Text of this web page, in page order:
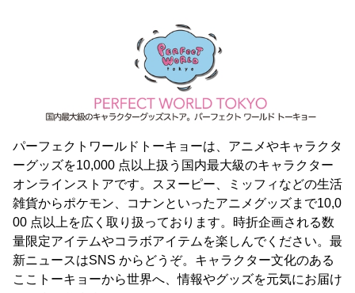
パーフェクトワールドトーキョーは、アニメやキャラクタ
ーグッズを10,000 点以上扱う国内最大級のキャラクター
オンラインストアです。スヌーピー、ミッフィなどの生活
雑貨からポケモン、コナンといったアニメグッズまで10,0
00 点以上を広く取り扱っております。時折企画される数
量限定アイテムやコラボアイテムを楽しんでください。最
新ニュースはSNS からどうぞ。キャラクター文化のある
ここトーキョーから世界へ、情報やグッズを元気にお届け